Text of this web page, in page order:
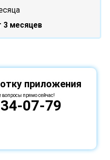
3 месяцев
приложения
прямо сейчас!
07-79